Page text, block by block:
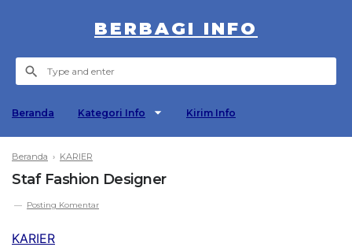
BERBAGI INFO
Beranda Kategori Info Kirim Info
Beranda › KARIER
Staf Fashion Designer
Posting Komentar
KARIER